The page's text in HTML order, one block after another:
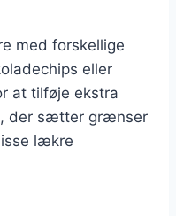
med forskellige
eller
at tilføje ekstra
der sætter grænser
lækre